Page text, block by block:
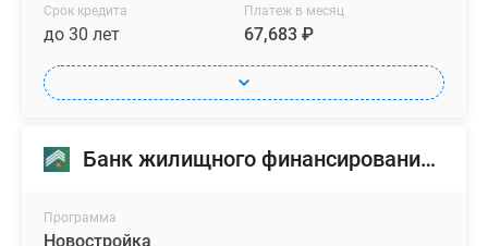
Срок кредита
до 30 лет
Платеж в месяц
67,683 ₽
Банк жилищного финансирования (БЖФ)
Программа
Новостройка